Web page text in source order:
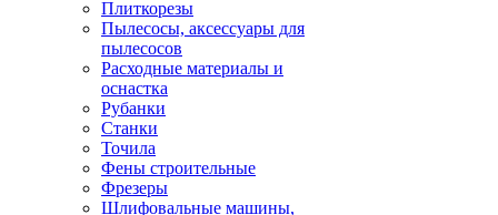
Плиткорезы
Пылесосы, аксессуары для
пылесосов
Расходные материалы и
оснастка
Рубанки
Станки
Точила
Фены строительные
Фрезеры
Шлифовальные машины,